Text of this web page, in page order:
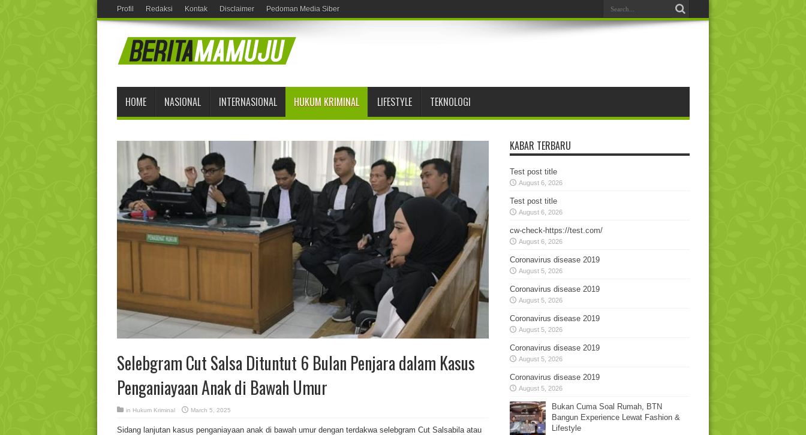
Profil Redaksi Kontak Disclaimer Pedoman Media Siber
HOME NASIONAL INTERNASIONAL HUKUM KRIMINAL LIFESTYLE TEKNOLOGI
Selebgram Cut Salsa Dituntut 6 Bulan Penjara dalam Kasus
Penganiayaan Anak di Bawah Umur
in Hukum Kriminal March 5, 2025
Sidang lanjutan kasus penganiayaan anak di bawah umur dengan terdakwa selebgram Cut Salsabila atau
KABAR TERBARU
Test post title
August 6, 2026
Test post title
August 6, 2026
cw-check-https://test.com/
August 6, 2026
Coronavirus disease 2019
August 5, 2026
Coronavirus disease 2019
August 5, 2026
Coronavirus disease 2019
August 5, 2026
Coronavirus disease 2019
August 5, 2026
Coronavirus disease 2019
August 5, 2026
Bukan Cuma Soal Rumah, BTN
Bangun Experience Lewat Fashion &
Lifestyle